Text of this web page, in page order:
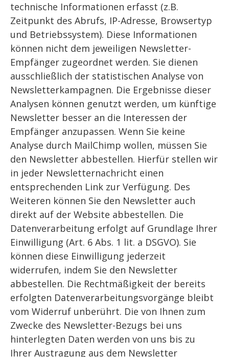
technische Informationen erfasst (z.B.
Zeitpunkt des Abrufs, IP-Adresse, Browsertyp
und Betriebssystem). Diese Informationen
können nicht dem jeweiligen Newsletter-
Empfänger zugeordnet werden. Sie dienen
ausschließlich der statistischen Analyse von
Newsletterkampagnen. Die Ergebnisse dieser
Analysen können genutzt werden, um künftige
Newsletter besser an die Interessen der
Empfänger anzupassen. Wenn Sie keine
Analyse durch MailChimp wollen, müssen Sie
den Newsletter abbestellen. Hierfür stellen wir
in jeder Newsletternachricht einen
entsprechenden Link zur Verfügung. Des
Weiteren können Sie den Newsletter auch
direkt auf der Website abbestellen. Die
Datenverarbeitung erfolgt auf Grundlage Ihrer
Einwilligung (Art. 6 Abs. 1 lit. a DSGVO). Sie
können diese Einwilligung jederzeit
widerrufen, indem Sie den Newsletter
abbestellen. Die Rechtmäßigkeit der bereits
erfolgten Datenverarbeitungsvorgänge bleibt
vom Widerruf unberührt. Die von Ihnen zum
Zwecke des Newsletter-Bezugs bei uns
hinterlegten Daten werden von uns bis zu
Ihrer Austragung aus dem Newsletter